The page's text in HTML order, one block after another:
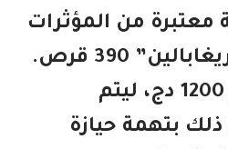
معتبرة من المؤثرات
العقلية من نوع “بريغابالين” 390 قرص.
بالإضافة إلى مبلغ 1200 دج، ليتم
بتهمة حيازة